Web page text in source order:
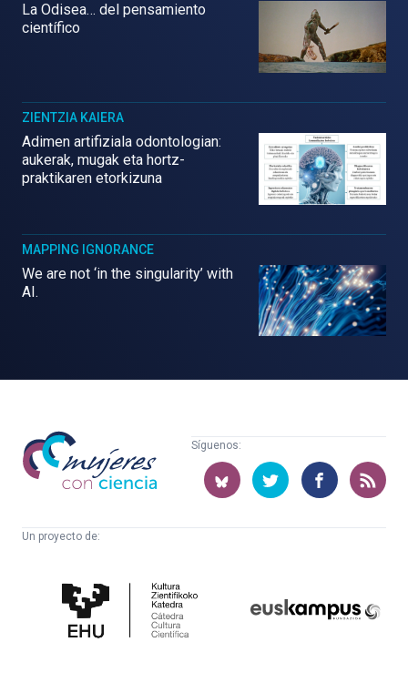
La Odisea… del pensamiento
científico
ZIENTZIA KAIERA
Adimen artifiziala odontologian:
aukerak, mugak eta hortz-
praktikaren etorkizuna
MAPPING IGNORANCE
We are not ‘in the singularity’ with
AI.
Mujeres
con
ciencia
Síguenos:
Un proyecto de:
Cultura
Científica